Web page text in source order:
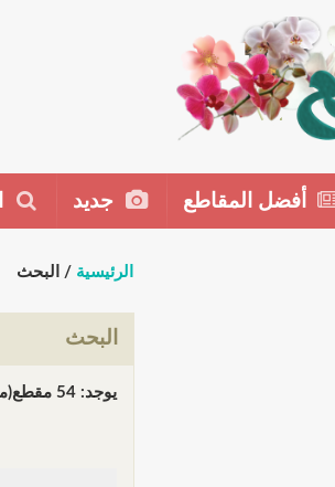
أفضل المقاطع جديد
الرئيسية / البحث
البحث
يوجد: 54 مقطع(مقاطع) في 2 صفحة(صفحات). المعروض: مقاطع 1 إلى 30.